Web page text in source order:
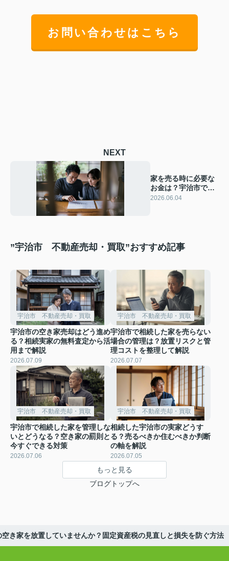
お問い合わせはこちら
NEXT
家を売る時に必要な
お金は？宇治市で初
めてでも中学生にも
2026.06.04
”宇治市 不動産売却・買取”おすすめ記事
宇治市 不動産売却・買取
宇治市の空き家売却はどう進め
る？相続実家の無料査定から活
用まで解説
2026.07.09
宇治市 不動産売却・買取
宇治市で相続した家を売らない
場合の管理は？放置リスクと管
理コストを整理して解説
2026.07.07
宇治市 不動産売却・買取
宇治市で相続した家を管理しな
いとどうなる？空き家の罰則と
今すぐできる対策
2026.07.06
宇治市 不動産売却・買取
相続した宇治市の実家どうす
る？売るべきか住むべきか判断
の軸を解説
2026.07.05
もっと見る
ブログトップへ
空き家を放置していませんか？固定資産税の見直しと損失を防ぐ方法